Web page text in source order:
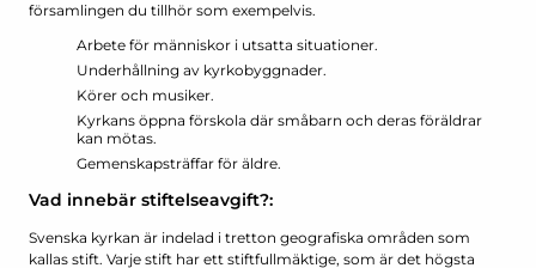
församlingen du tillhör som exempelvis.
Arbete för människor i utsatta situationer.
Underhållning av kyrkobyggnader.
Körer och musiker.
Kyrkans öppna förskola där småbarn och deras föräldrar
kan mötas.
Gemenskapsträffar för äldre.
Vad innebär stiftelseavgift?:
Svenska kyrkan är indelad i tretton geografiska områden som
kallas stift. Varje stift har ett stiftfullmäktige, som är det högsta